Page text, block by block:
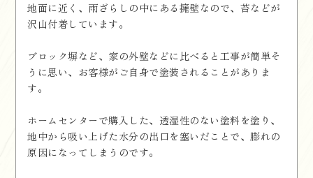
地面に近く、雨ざらしの中にある擁壁なので、苔などが
沢山付着しています。
ブロック塀など、家の外壁などに比べると工事が簡単そ
うに思い、お客様がご自身で塗装されることがありま
す。
ホームセンターで購入した、透湿性のない塗料を塗り、
地中から吸い上げた水分の出口を塞いだことで、膨れの
原因になってしまうのです。